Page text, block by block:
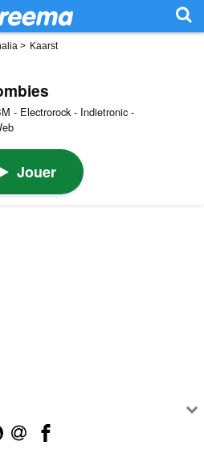
> Kaarst
- Electrorock - Indietronic -
Jouer